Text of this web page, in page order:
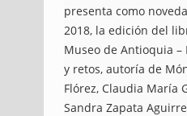
presenta como
2018, la edición del
Museo de Antioquia –
y retos, autoría de
Flórez, Claudia María
Sandra Zapata